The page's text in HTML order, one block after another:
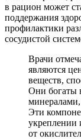
в рацион может
поддержания
профилактики
сосудистой
Врачи
являются
веществ,
Они богаты
Эти
укреплении
от